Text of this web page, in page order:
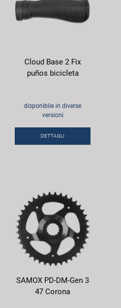
Cloud Base 2 Fix
puños bicicleta
disponibile in diverse
versioni
DETTAGLI
SAMOX PD-DM-Gen 3
47 Corona